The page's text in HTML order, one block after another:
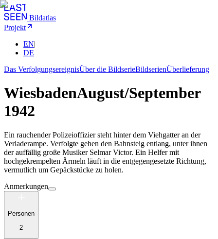
Bildatlas
Projekt
EN|
DE
Das VerfolgungsereignisÜber die BildserieBildserienÜberlieferung
WiesbadenAugust/September
1942
Ein rauchender Polizeioffizier steht hinter dem Viehgatter an der
Verladerampe. Verfolgte gehen den Bahnsteig entlang, unter ihnen
der auffällig große Musiker Selmar Victor. Ein Helfer mit
hochgekrempelten Ärmeln läuft in die entgegengesetzte Richtung,
vermutlich um Gepäckstücke zu holen.
Anmerkungen
Personen
2